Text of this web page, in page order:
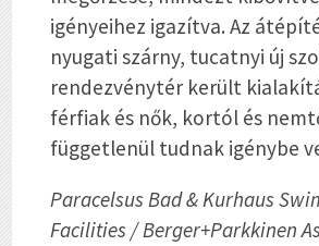
igényeihez igazítva. Az
nyugati szárny, tucatnyi új
rendezvénytér került
férfiak és nők, kortól és
függetlenül tudnak igénybe
Paracelsus Bad & Kurhaus
Facilities / Berger+Parkkinen